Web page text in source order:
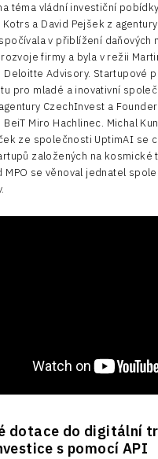
téma vládní investiční
a David Pejšek z
v přiblížení daňových
firmy a byla v režii
Advisory. Startupové
pro mladé a inovativní
CzechInvest a Founder
Miro Hachlinec. Michal
ze společnosti UptimAI se
založených na kosmické
MPO se věnoval jednatel
dotace do digitální
s pomocí API